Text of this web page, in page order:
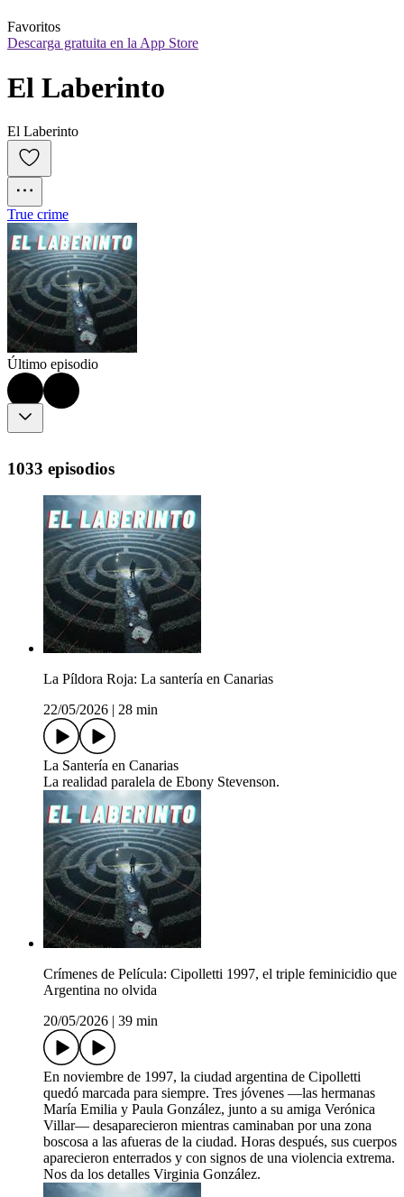
Favoritos
Descarga gratuita en la App Store
El Laberinto
El Laberinto
True crime
Último episodio
1033 episodios
La Píldora Roja: La santería en Canarias
22/05/2026
28 min
La Santería en Canarias
La realidad paralela de Ebony Stevenson.
Crímenes de Película: Cipolletti 1997, el triple feminicidio que
Argentina no olvida
20/05/2026
39 min
En noviembre de 1997, la ciudad argentina de Cipolletti
quedó marcada para siempre. Tres jóvenes —las hermanas
María Emilia y Paula González, junto a su amiga Verónica
Villar— desaparecieron mientras caminaban por una zona
boscosa a las afueras de la ciudad. Horas después, sus cuerpos
aparecieron enterrados y con signos de una violencia extrema.
Nos da los detalles Virginia González.